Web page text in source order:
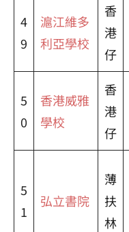
4
9
滬江維多
利亞學校
香
港
仔
5
0
香港威雅
學校
香
港
仔
5
1
弘立書院
薄
扶
林